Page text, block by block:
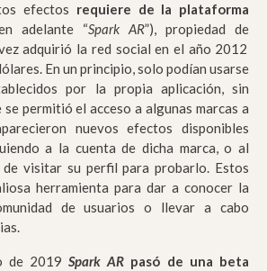
efectos requiere de la plataforma
adelante “Spark AR”), propiedad de
adquirió la red social en el año 2012
En un principio, solo podían usarse
por la propia aplicación, sin
se permitió el acceso a algunas marcas a
nuevos efectos disponibles
a la cuenta de dicha marca, o al
de visitar su perfil para probarlo. Estos
herramienta para dar a conocer la
de usuarios o llevar a cabo
de 2019Spark AR pasó de una beta